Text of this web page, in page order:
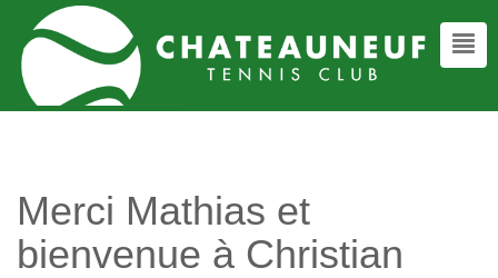
Merci Mathias et
bienvenue à Christian